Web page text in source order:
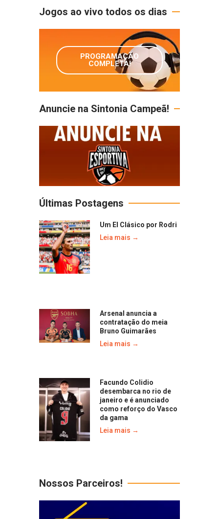
Jogos ao vivo todos os dias
PROGRAMAÇÃO
COMPLETA!
Anuncie na Sintonia Campeã!
Últimas Postagens
Um El Clásico por Rodri
Leia mais →
Arsenal anuncia a
contratação do meia
Bruno Guimarães
Leia mais →
Facundo Colidio
desembarca no rio de
janeiro e é anunciado
como reforço do Vasco
da gama
Leia mais →
Nossos Parceiros!